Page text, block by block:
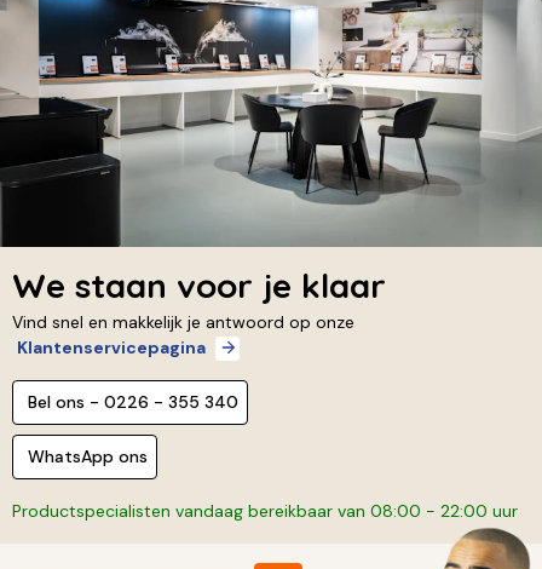
We staan voor je klaar
Vind snel en makkelijk je antwoord op onze
Klantenservicepagina
Bel ons - 0226 - 355 340
WhatsApp ons
Productspecialisten vandaag bereikbaar van 08:00 - 22:00 uur